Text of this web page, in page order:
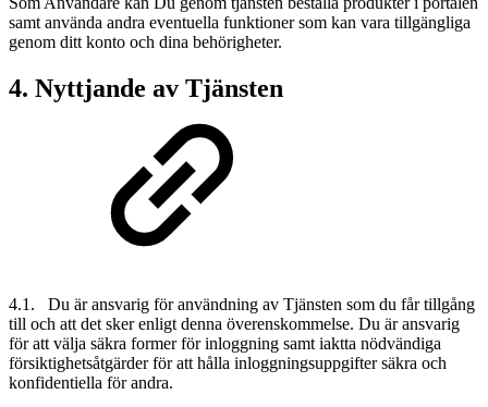
samt använda andra eventuella funktioner som kan vara tillgängliga
genom ditt konto och dina behörigheter.
4. Nyttjande av Tjänsten
4.1. Du är ansvarig för användning av Tjänsten som du får tillgång
till och att det sker enligt denna överenskommelse. Du är ansvarig
för att välja säkra former för inloggning samt iaktta nödvändiga
försiktighetsåtgärder för att hålla inloggningsuppgifter säkra och
konfidentiella för andra.